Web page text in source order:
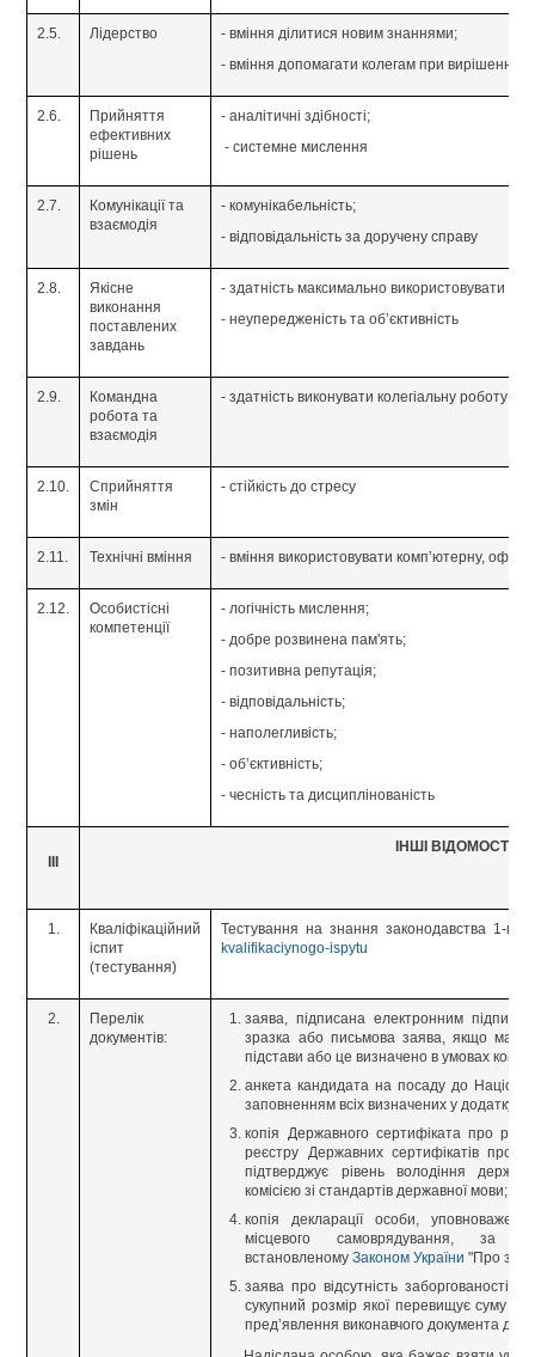
2.5. Лідерство
- вміння ділитися новим знаннями;
- вміння допомагати колегам при вирішенні
2.6.
Прийняття
ефективних
рішень
- аналітичні здібності;
- системне мислення
2.7.
Комунікації та
взаємодія
- комунікабельність;
- відповідальність за доручену справу
2.8.
Якісне
виконання
поставлених
завдань
- здатність максимально використовувати
- неупередженість та об’єктивність
2.9.
Командна
робота та
взаємодія
- здатність виконувати колегіальну роботу
2.10.
Сприйняття
змін
- стійкість до стресу
2.11. Технічні вміння - вміння використовувати комп’ютерну,
2.12.
Особистісні
компетенції
- логічність мислення;
- добре розвинена пам'ять;
- позитивна репутація;
- відповідальність;
- наполегливість;
- об’єктивність;
- чесність та дисциплінованість
ІНШІ ВІДОМОСТІ
1.
Кваліфікаційний
іспит
(тестування)
Тестування на знання законодавства 1-го
kvalifikaciynogo-ispytu
2.
Перелік
документів:
заява, підписана електронним
зразка або письмова заява, якщо має
підстави або це визначено в умовах
анкета кандидата на посаду до
заповненням всіх визначених у додатку
копія Державного сертифіката про
реєстру Державних сертифікатів про
підтверджує рівень володіння
комісією зі стандартів державної мови;
копія декларації особи,
місцевого самоврядування,
встановленомуЗаконом України "Про
заява про відсутність заборгованості
сукупний розмір якої перевищує суму
пред’явлення виконавчого документа до